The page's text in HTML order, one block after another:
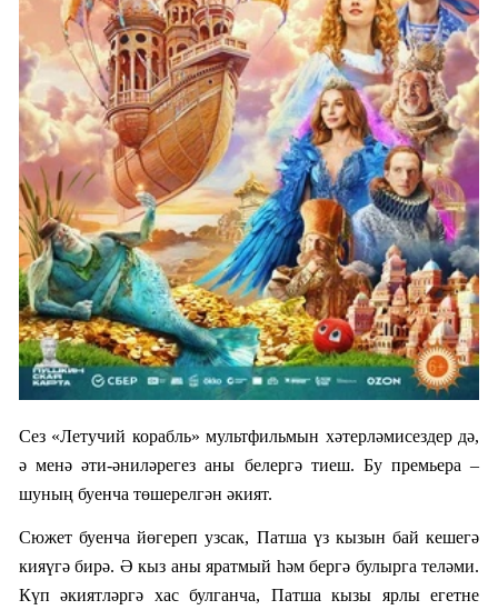
Сез «Летучий корабль» мультфильмын хәтерләмисездер дә,
ә менә әти-әниләрегез аны белергә тиеш. Бу премьера –
шуның буенча төшерелгән әкият.
Сюжет буенча йөгереп узсак, Патша үз кызын бай кешегә
кияүгә бирә. Ә кыз аны яратмый һәм бергә булырга теләми.
Күп әкиятләргә хас булганча, Патшакызы ярлы егетне